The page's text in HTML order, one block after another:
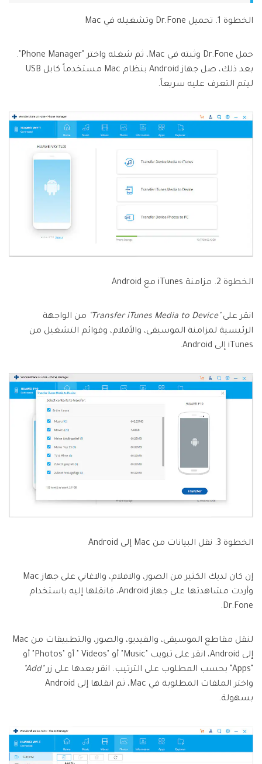
الخطوة 1. تحميل Dr.Fone وتشغيله في Mac
حمل Dr.Fone وثبته في Mac، ثم شغله واختر "Phone Manager".
بعد ذلك، صل جهاز Android بنظام Mac مستخدماً كابل USB
ليتم التعرف عليه سريعاً.
الخطوة 2. مزامنة iTunes مع Android
انقر على "Transfer iTunes Media to Device"
من الواجهة
الرئيسية لمزامنة الموسيقى، والأفلام، وقوائم التشغيل من
iTunes إلى Android.
الخطوة 3. نقل البيانات من Mac إلى Android
إن كان لديك الكثير من الصور، والافلام، والاغاني على جهاز Mac
وأردت مشاهدتها على جهاز Android، فانقلها إليه باستخدام
Dr.Fone.
لنقل مقاطع الموسيقى، والفيديو، والصور، والتطبيقات من Mac
إلى Android، انقر على تبويب "Music" أو "Videos " أو "Photos" أو
"Add"
واختر الملفات المطلوبة في Mac، ثم انقلها إلى Android
بسهولة.